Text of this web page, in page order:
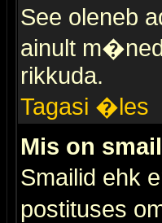
See oleneb
ainult
rikkuda.
Tagasi �les
Mis on
Smailid ehk
postituses